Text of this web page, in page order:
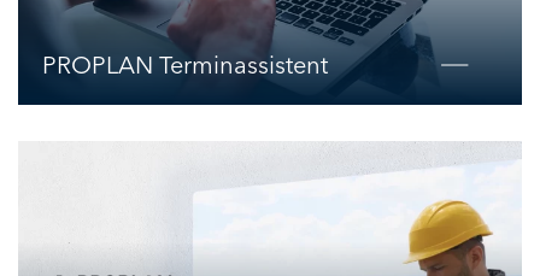
PROPLAN Terminassistent